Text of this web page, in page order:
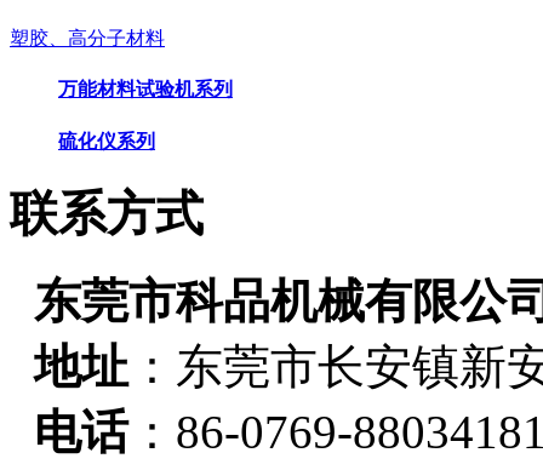
塑胶、高分子材料
万能材料试验机系列
硫化仪系列
联系方式
东莞市科品机械有限公
地址 ： 东莞市长安镇新
电话：86-0769-